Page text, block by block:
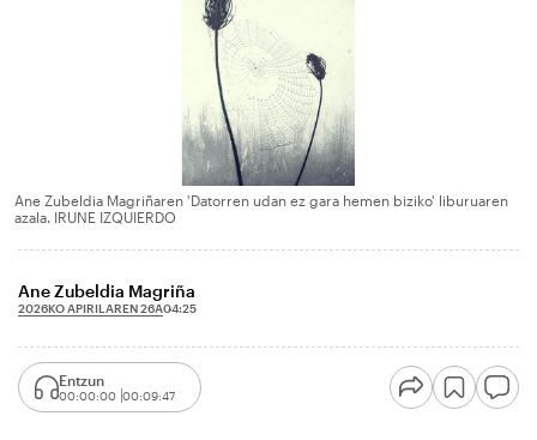
Ane Zubeldia Magriñaren 'Datorren udan ez gara hemen biziko' liburuaren
azala. IRUNE IZQUIERDO
Ane Zubeldia Magriña
2026KO APIRILAREN 26A04:25
Entzun
00:00:00 00:09:47